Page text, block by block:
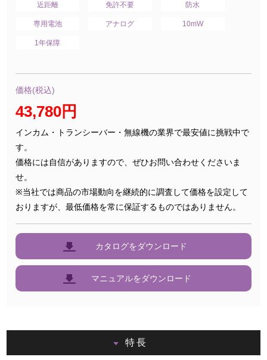
近距離 免許不要 防水
専用電池 アナログ 10mW
1年保障
価格(税込)
43,780円
インカム・トランシーバー・無線機の業界で最安値に挑戦中で
す。
価格には自信がありますので、ぜひお問い合わせくださいま
せ。
※当社では商品の市場動向を継続的に調査して価格を設定して
おりますが、最低価格を常に保証するものではありません。
カタログをダウンロード
マニュアルをダウンロード
特長